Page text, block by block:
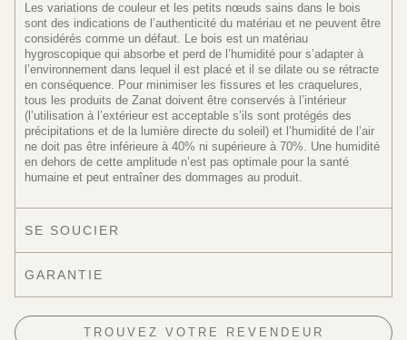
Les variations de couleur et les petits nœuds sains dans le bois
sont des indications de l’authenticité du matériau et ne peuvent être
considérés comme un défaut. Le bois est un matériau
hygroscopique qui absorbe et perd de l’humidité pour s’adapter à
l’environnement dans lequel il est placé et il se dilate ou se rétracte
en conséquence. Pour minimiser les fissures et les craquelures,
tous les produits de Zanat doivent être conservés à l’intérieur
(l’utilisation à l’extérieur est acceptable s’ils sont protégés des
précipitations et de la lumière directe du soleil) et l’humidité de l’air
ne doit pas être inférieure à 40% ni supérieure à 70%. Une humidité
en dehors de cette amplitude n’est pas optimale pour la santé
humaine et peut entraîner des dommages au produit.
SE SOUCIER
GARANTIE
TROUVEZ VOTRE REVENDEUR